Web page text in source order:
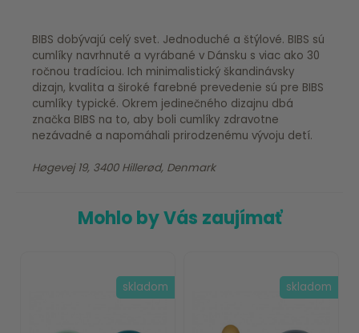
BIBS dobývajú celý svet. Jednoduché a štýlové. BIBS sú
cumlíky navrhnuté a vyrábané v Dánsku s viac ako 30
ročnou tradíciou. Ich minimalistický škandinávsky
dizajn, kvalita a široké farebné prevedenie sú pre BIBS
cumlíky typické. Okrem jedinečného dizajnu dbá
značka BIBS na to, aby boli cumlíky zdravotne
nezávadné a napomáhali prirodzenému vývoju detí.
Høgevej 19, 3400 Hillerød, Denmark
Mohlo by Vás zaujímať
skladom skladom